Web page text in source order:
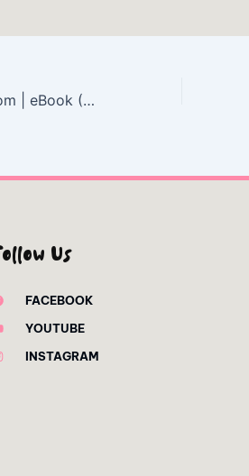
La cabana del tio Tom | eBook (PDF, EPUB)
Us
FACEBOOK
YOUTUBE
INSTAGRAM